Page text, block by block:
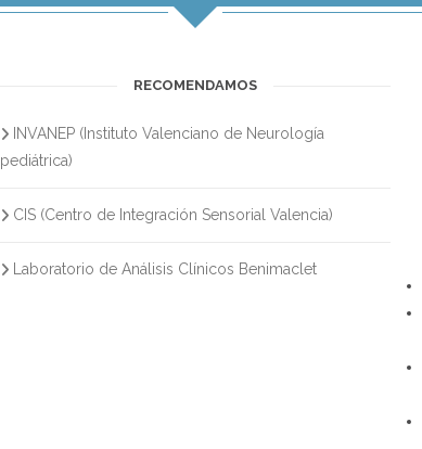
RECOMENDAMOS
INVANEP (Instituto Valenciano de Neurología
pediátrica)
CIS (Centro de Integración Sensorial Valencia)
Laboratorio de Análisis Clínicos Benimaclet